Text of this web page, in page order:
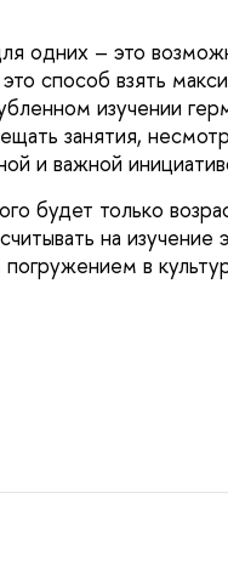
одних – это
способ взять
изучении
занятия,
и важной
будет только
на изучение
в